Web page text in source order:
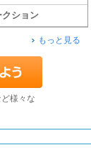
クション
もっと見る
様々な